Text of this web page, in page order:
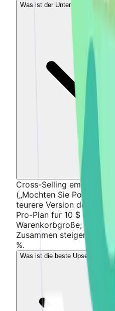
Was ist der Unterschied
Cross-Selling empfiehlt
(„Mochten Sie Pommes
teurere Version
Pro-Plan fur 10 $ mehr").
Warenkorbgroße; Up-
Zusammen steigern sie
%.
Was ist die beste Upsell-App